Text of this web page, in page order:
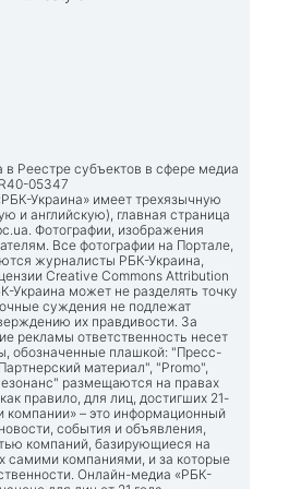
Реестре субъектов в сфере медиа
05347
Украина» имеет трехязычную
и английскую), главная страница
. Фотографии, изображения
Все фотографии на Портале,
журналисты РБК-Украина,
Creative Commons Attribution
Украина может не разделять точку
суждения не подлежат
их правдивости. За
рекламы ответственность несет
обозначенные плашкой: "Пресс-
материал", "Promo",
размещаются на правах
правило, для лиц, достигших 21-
компании» – это информационный
события и объявления,
компаний, базирующиеся на
самими компаниями, и за которые
Онлайн-медиа «РБК-